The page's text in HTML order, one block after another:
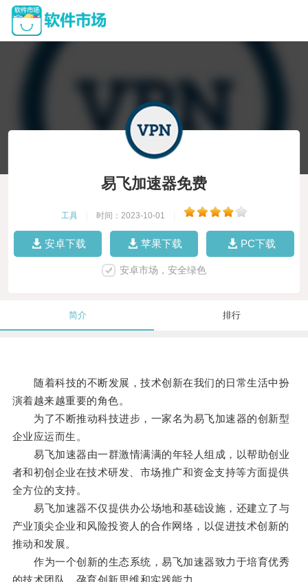
易飞加速器免费
工具 时间：2023-10-01
安卓下载 苹果下载 PC下载
安卓市场，安全绿色
简介 排行
随着科技的不断发展，技术创新在我们的日常生活中扮
演着越来越重要的角色。
为了不断推动科技进步，一家名为易飞加速器的创新型
企业应运而生。
易飞加速器由一群激情满满的年轻人组成，以帮助创业
者和初创企业在技术研发、市场推广和资金支持等方面提供
全方位的支持。
易飞加速器不仅提供办公场地和基础设施，还建立了与
产业顶尖企业和风险投资人的合作网络，以促进技术创新的
推动和发展。
作为一个创新的生态系统，易飞加速器致力于培育优秀